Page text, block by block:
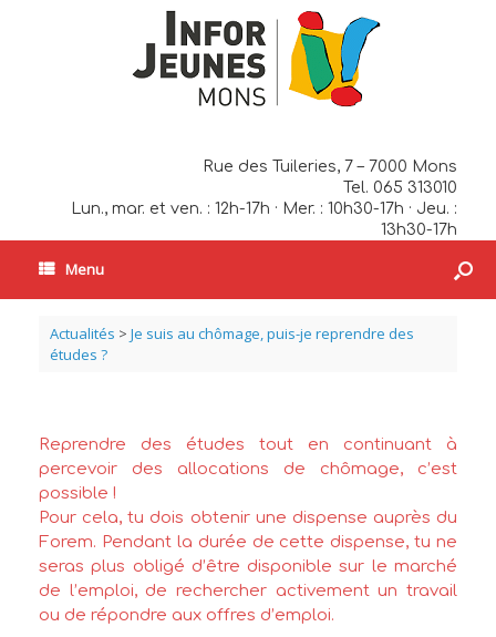
Rue des Tuileries, 7 – 7000 Mons
Tel. 065 313010
Lun., mar. et ven. : 12h-17h · Mer. : 10h30-17h · Jeu. :
13h30-17h
Menu
Actualités > Je suis au chômage, puis-je reprendre des
études ?
Reprendre des études tout en continuant à
percevoir des allocations de chômage, c’est
possible !
Pour cela, tu dois obtenir une dispense auprès du
Forem. Pendant la durée de cette dispense, tu ne
seras plus obligé d’être disponible sur le marché
de l’emploi, de rechercher activement un travail
ou de répondre aux offres d’emploi.